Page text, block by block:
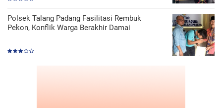
Polsek Talang Padang Fasilitasi Rembuk
Pekon, Konflik Warga Berakhir Damai